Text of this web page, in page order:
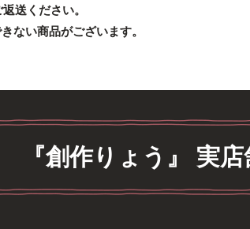
送ください。
ない商品がございます。
『創作りょう』 実